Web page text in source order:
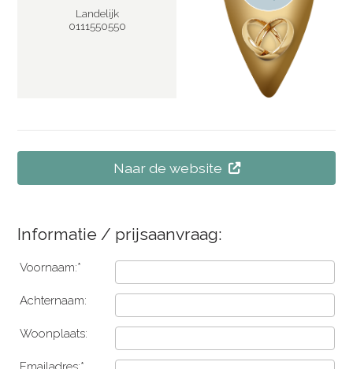
Landelijk
0111550550
Naar de website
Informatie / prijsaanvraag:
Voornaam:*
Achternaam:
Woonplaats: